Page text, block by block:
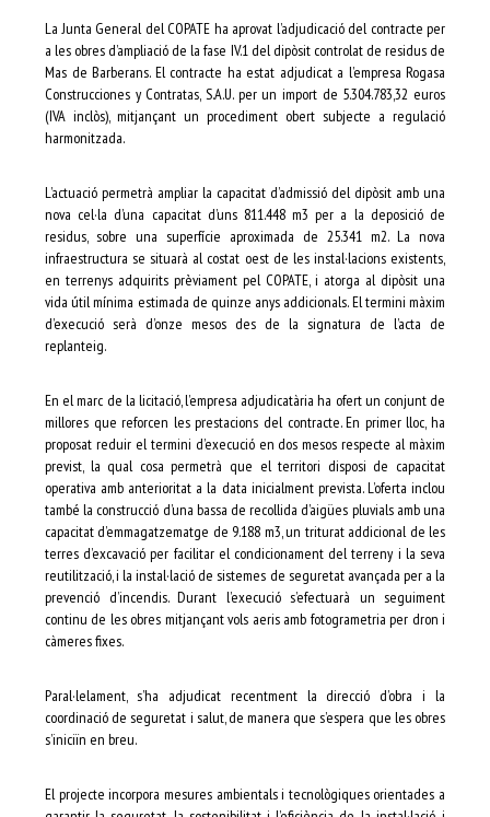
La Junta General del COPATE ha aprovat l’adjudicació del contracte per
a les obres d’ampliació de la fase IV.1 del dipòsit controlat de residus de
Mas de Barberans. El contracte ha estat adjudicat a l’empresa Rogasa
Construcciones y Contratas, S.A.U. per un import de 5.304.783,32 euros
(IVA inclòs), mitjançant un procediment obert subjecte a regulació
harmonitzada.
L’actuació permetrà ampliar la capacitat d’admissió del dipòsit amb una
nova cel·la d’una capacitat d’uns 811.448 m3 per a la deposició de
residus, sobre una superfície aproximada de 25.341 m2. La nova
infraestructura se situarà al costat oest de les instal·lacions existents,
en terrenys adquirits prèviament pel COPATE, i atorga al dipòsit una
vida útil mínima estimada de quinze anys addicionals. El termini màxim
d’execució serà d’onze mesos des de la signatura de l’acta de
replanteig.
En el marc de la licitació, l’empresa adjudicatària ha ofert un conjunt de
millores que reforcen les prestacions del contracte. En primer lloc, ha
proposat reduir el termini d’execució en dos mesos respecte al màxim
previst, la qual cosa permetrà que el territori disposi de capacitat
operativa amb anterioritat a la data inicialment prevista. L’oferta inclou
també la construcció d’una bassa de recollida d’aigües pluvials amb una
capacitat d’emmagatzematge de 9.188 m3, un triturat addicional de les
terres d’excavació per facilitar el condicionament del terreny i la seva
reutilització, i la instal·lació de sistemes de seguretat avançada per a la
prevenció d’incendis. Durant l’execució s’efectuarà un seguiment
continu de les obres mitjançant vols aeris amb fotogrametria per dron i
càmeres fixes.
Paral·lelament, s’ha adjudicat recentment la direcció d’obra i la
coordinació de seguretat i salut, de manera que s’espera que les obres
s’iniciïn en breu.
El projecte incorpora mesures ambientals i tecnològiques orientades a